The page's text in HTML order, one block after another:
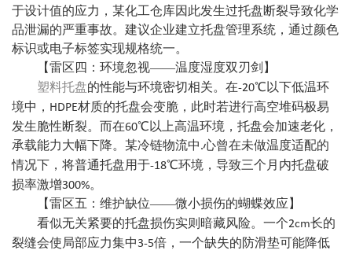
于设计值的应力，某化工仓库因此发生过托盘断裂导致化学
品泄漏的严重事故。建议企业建立托盘管理系统，通过颜色
标识或电子标签实现规格统一。
【雷区四：环境忽视——温度湿度双刃剑】
塑料托盘的性能与环境密切相关。在-20℃以下低温环
境中， HDPE材质的托盘会变脆，此时若进行高空堆码极易
发生脆性断裂。而在60℃以上高温环境，托盘会加速老化，
承载能力大幅下降。某冷链物流中.心曾在未做温度适配的
情况下，将普通托盘用于-18℃环境，导致三个月内托盘破
损率激增300%。
【雷区五：维护缺位——微小损伤的蝴蝶效应】
看似无关紧要的托盘损伤实则暗藏风险。一个2cm长的
裂缝会使局部应力集中3-5倍，一个缺失的防滑垫可能降低